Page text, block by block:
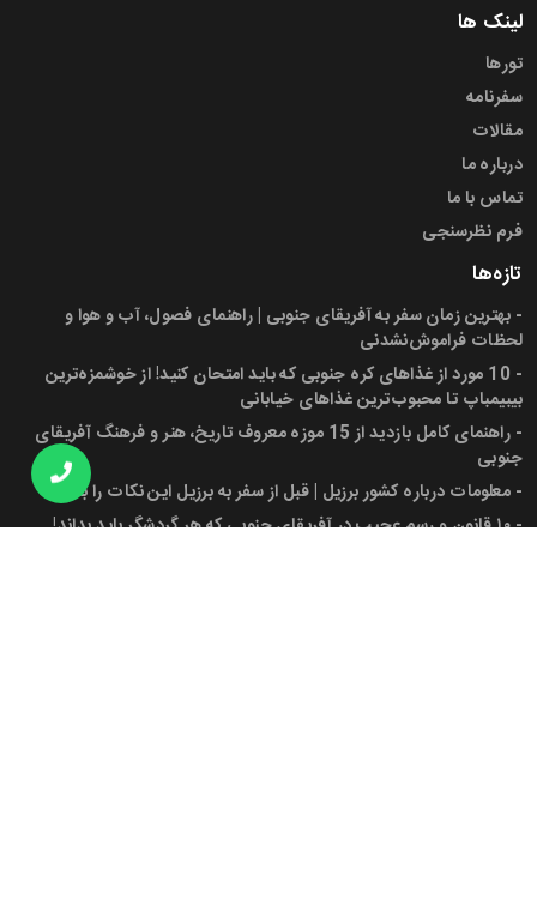
لینک ها
تورها
سفرنامه
مقالات
درباره ما
تماس با ما
فرم نظرسنجی
تازه‌ها
- بهترین زمان سفر به آفریقای جنوبی | راهنمای فصول، آب و هوا و
لحظات فراموش‌نشدنی
-
10 مورد از غذاهای کره جنوبی که باید امتحان کنید! از خوشمزه‌ترین
بیبیمباپ تا محبوب‌ترین غذاهای خیابانی
-
راهنمای کامل بازدید از 15 موزه معروف تاریخ، هنر و فرهنگ آفریقای
جنوبی
- معلومات درباره کشور برزیل | قبل از سفر به برزیل این نکات را بدانید!
-۱۰ قانون و رسم عجیب در آفریقای جنوبی که هر گردشگر باید بداند!